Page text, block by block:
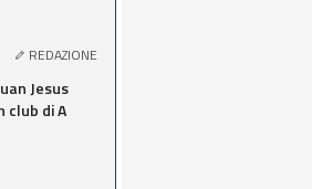
REDAZIONE
Jesus
club di A